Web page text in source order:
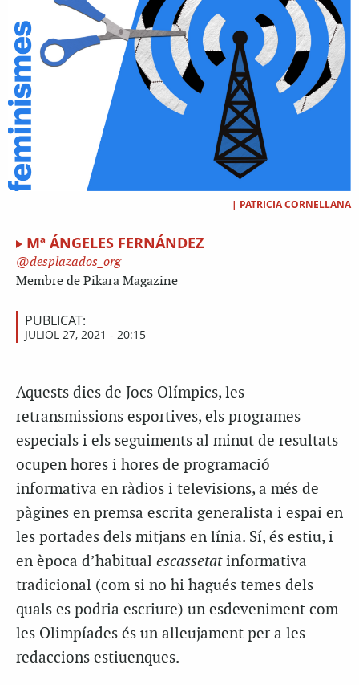
| PATRICIA CORNELLANA
Mª ÁNGELES FERNÁNDEZ
desplazados_org
Membre de Pikara Magazine
PUBLICAT:
JULIOL 27, 2021 - 20:15
Aquests dies de Jocs Olímpics, les
retransmissions esportives, els programes
especials i els seguiments al minut de resultats
ocupen hores i hores de programació
informativa en ràdios i televisions, a més de
pàgines en premsa escrita generalista i espai en
les portades dels mitjans en línia. Sí, és estiu, i
en època d’habitual escassetatinformativa
tradicional (com si no hi hagués temes dels
quals es podria escriure) un esdeveniment com
les Olimpíades és un alleujament per a les
redaccions estiuenques.